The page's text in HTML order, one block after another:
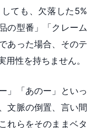
ても、欠落した5%
の型番」「クレーム
あった場合、そのテ
用性を持ちません。
」「あのー」といっ
文脈の倒置、言い間
れらをそのままベタ